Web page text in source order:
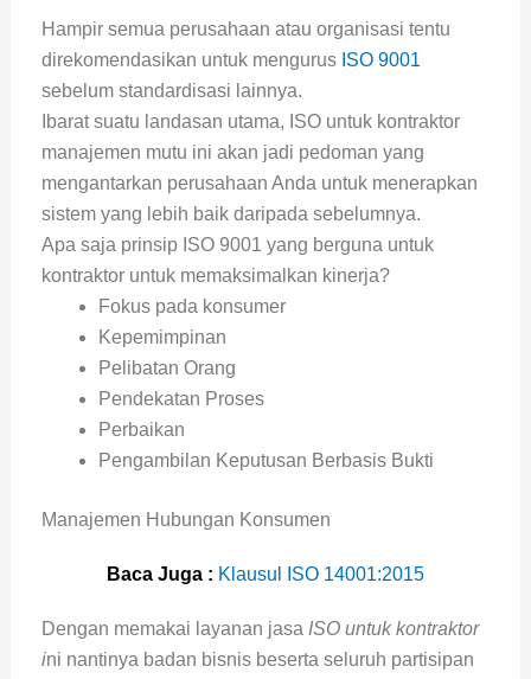
Hampir semua perusahaan atau organisasi tentu
direkomendasikan untuk mengurus ISO 9001
sebelum standardisasi lainnya.
Ibarat suatu landasan utama, ISO untuk kontraktor
manajemen mutu ini akan jadi pedoman yang
mengantarkan perusahaan Anda untuk menerapkan
sistem yang lebih baik daripada sebelumnya.
Apa saja prinsip ISO 9001 yang berguna untuk
kontraktor untuk memaksimalkan kinerja?
Fokus pada konsumer
Kepemimpinan
Pelibatan Orang
Pendekatan Proses
Perbaikan
Pengambilan Keputusan Berbasis Bukti
Manajemen Hubungan Konsumen
Baca Juga : Klausul ISO 14001:2015
Dengan memakai layanan jasa ISO untuk kontraktor
ini nantinya badan bisnis beserta seluruh partisipan